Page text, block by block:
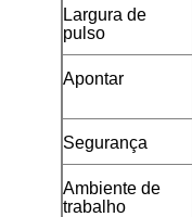
Largura de
pulso
Apontar
Segurança
Ambiente de
trabalho